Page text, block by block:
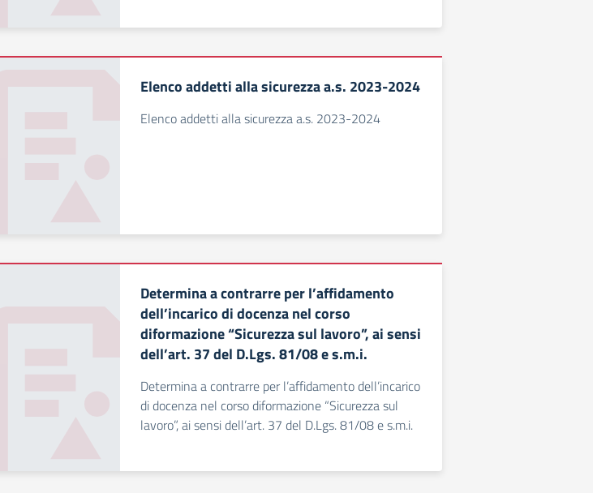
Elenco addetti alla sicurezza a.s. 2023-2024
Elenco addetti alla sicurezza a.s. 2023-2024
Determina a contrarre per l’affidamento
dell’incarico di docenza nel corso
diformazione “Sicurezza sul lavoro”, ai sensi
dell’art. 37 del D.Lgs. 81/08 e s.m.i.
Determina a contrarre per l’affidamento dell’incarico
di docenza nel corso diformazione “Sicurezza sul
lavoro”, ai sensi dell’art. 37 del D.Lgs. 81/08 e s.m.i.